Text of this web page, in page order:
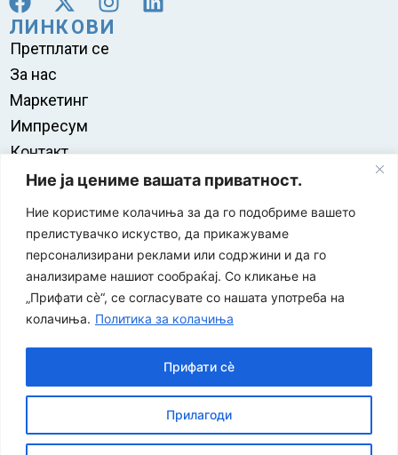
Ние ја цениме вашата приватност.
Ние користиме колачиња за да го подобриме вашето
прелистувачко искуство, да прикажуваме
персонализирани реклами или содржини и да го
анализираме нашиот сообраќај. Со кликање на
„Прифати сè“, се согласувате со нашата употреба на
колачиња. Политика за колачиња
Прилагоди
Прифати сè
ЛИНКОВИ
Претплати се
За нас
Маркетинг
Импресум
Контакт
Правила на користење
за заштита на печатени медиуми